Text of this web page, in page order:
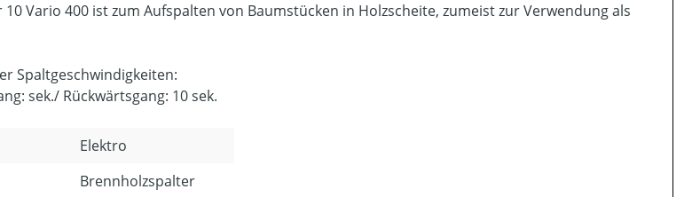
Vario 400 ist zum Aufspalten von Baumstücken in Holzscheite, zumeist zur Verwendung als
Spaltgeschwindigkeiten:
sek./ Rückwärtsgang: 10 sek.
Elektro
Brennholzspalter